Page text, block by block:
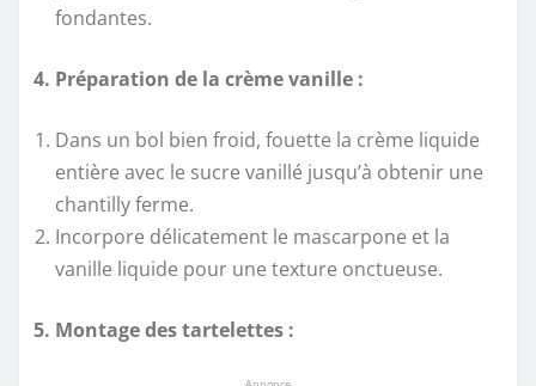
fondantes.
4. Préparation de la crème vanille :
Dans un bol bien froid, fouette la crème liquide
entière avec le sucre vanillé jusqu’à obtenir une
chantilly ferme.
Incorpore délicatement le mascarpone et la
vanille liquide pour une texture onctueuse.
5. Montage des tartelettes :